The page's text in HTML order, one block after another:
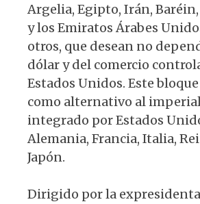
Argelia, Egipto, Irán,
y los Emiratos Árabes
otros, que desean no
dólar y del comercio
Estados Unidos. Este
como alternativo al
integrado por Estados
Alemania, Francia, Italia,
Japón.
Dirigido por la